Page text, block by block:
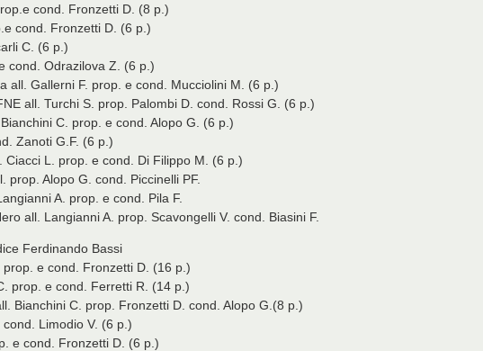
cond. Fronzetti D. (8 p.)
cond. Fronzetti D. (6 p.)
C. (6 p.)
cond. Odrazilova Z. (6 p.)
all. Gallerni F. prop. e cond. Mucciolini M. (6 p.)
all. Turchi S. prop. Palombi D. cond. Rossi G. (6 p.)
C. prop. e cond. Alopo G. (6 p.)
Zanoti G.F. (6 p.)
L. prop. e cond. Di Filippo M. (6 p.)
prop. Alopo G. cond. Piccinelli PF.
A. prop. e cond. Pila F.
all. Langianni A. prop. Scavongelli V. cond. Biasini F.
Ferdinando Bassi
e cond. Fronzetti D. (16 p.)
prop. e cond. Ferretti R. (14 p.)
Bianchini C. prop. Fronzetti D. cond. Alopo G.(8 p.)
Limodio V. (6 p.)
e cond. Fronzetti D. (6 p.)